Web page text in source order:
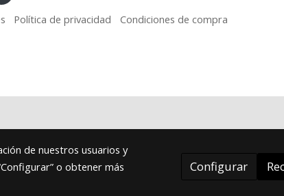
Política de privacidad Condiciones de compra
de nuestros usuarios y
o obtener más
Configurar